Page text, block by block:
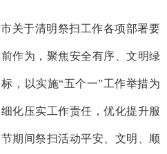
关于清明祭扫工作各项部署要
作为，聚焦安全有序、文明绿
，以实施“五个一”工作举措为
化压实工作责任，优化提升服
期间祭扫活动平安、文明、顺